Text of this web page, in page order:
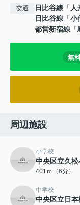
交通 日比谷線 「 人
日比谷線 「小
都営新宿線 「
無
周辺施設
小学校
中央区立久
401ｍ（6分）
中学校
中央区立日